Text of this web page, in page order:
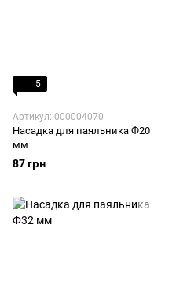
5
Артикул: 000004070
Насадка для паяльника Ф20
мм
87 грн